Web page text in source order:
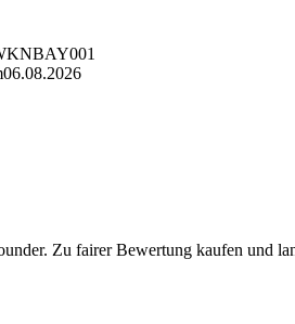
BAY001
06.08.2026
Zu fairer Bewertung kaufen und